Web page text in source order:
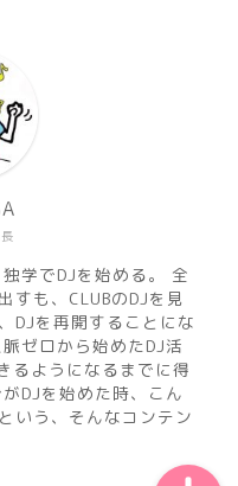
学でDJを始める。 全
すも、CLUBのDJを見
DJを再開することにな
ゼロから始めたDJ活
るようになるまでに得
DJを始めた時、こん
いう、そんなコンテン
すすめMusic
DJ MASA Mix